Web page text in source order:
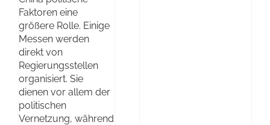
Faktoren eine
größere Rolle. Einige
Messen werden
direkt von
Regierungsstellen
organisiert. Sie
dienen vor allem der
politischen
Vernetzung, während